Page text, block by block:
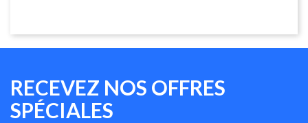
RECEVEZ NOS OFFRES
SPÉCIALES